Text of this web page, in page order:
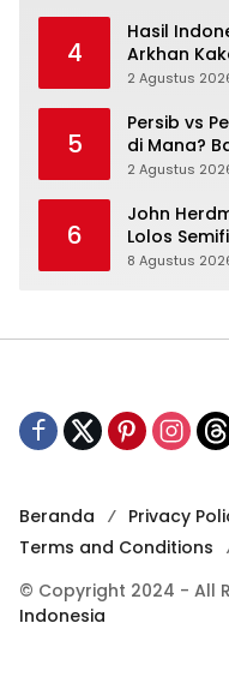
4
Hasil
Arkhan
Rapi
2 Agustus
5
Persib vs
di Mana?
Ritmenya
2 Agustus
6
John
Lolos
8 Agustus
Beranda Privacy
Terms and Conditions
© Copyright 2024 - All
Indonesia